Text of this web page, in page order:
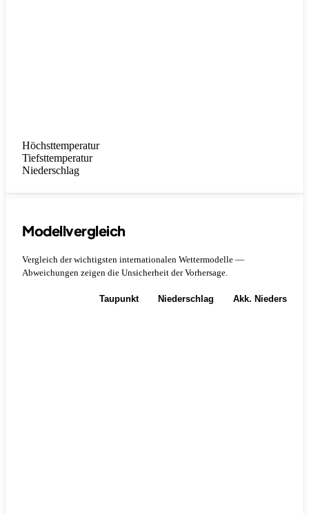
Höchsttemperatur
Tiefsttemperatur
Niederschlag
Modellvergleich
Vergleich der wichtigsten internationalen Wettermodelle —
Abweichungen zeigen die Unsicherheit der Vorhersage.
Taupunkt Niederschlag Akk.